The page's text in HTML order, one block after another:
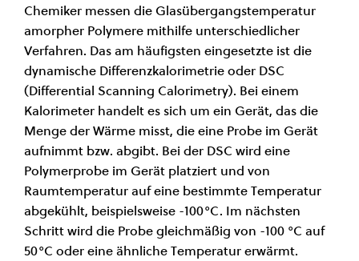
Chemiker messen die Glasübergangstemperatur
amorpher Polymere mithilfe unterschiedlicher
Verfahren. Das am häufigsten eingesetzte ist die
dynamische Differenzkalorimetrie oder DSC
(Differential Scanning Calorimetry). Bei einem
Kalorimeter handelt es sich um ein Gerät, das die
Menge der Wärme misst, die eine Probe im Gerät
aufnimmt bzw. abgibt. Bei der DSC wird eine
Polymerprobe im Gerät platziert und von
Raumtemperatur auf eine bestimmte Temperatur
abgekühlt, beispielsweise -100°C. Im nächsten
Schritt wird die Probe gleichmäßig von -100 °C auf
50°C oder eine ähnliche Temperatur erwärmt.